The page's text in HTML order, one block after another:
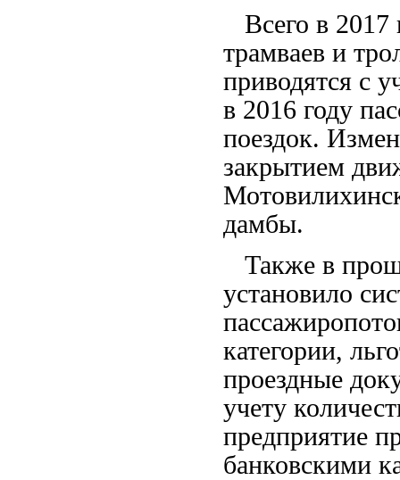
Всего в 2017
трамваев и
приводятся с
в 2016 году
поездок.
закрытием
дамбы.
Также в
установило
категории,
проездные
учету
предприятие
банковскими